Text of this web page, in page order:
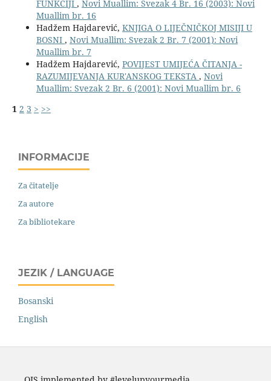
FUNKCIJI , Novi Muallim: Svezak 4 Br. 16 (2003): Novi
Muallim br. 16
Hadžem Hajdarević, KNJIGA O LIJEČNIČKOJ MISIJI U
BOSNI , Novi Muallim: Svezak 2 Br. 7 (2001): Novi
Muallim br. 7
Hadžem Hajdarević, POVIJEST UMIJEĆA ČITANJA -
RAZUMIJEVANJA KUR'ANSKOG TEKSTA , Novi
Muallim: Svezak 2 Br. 6 (2001): Novi Muallim br. 6
1 2 3 > >>
INFORMACIJE
Za čitatelje
Za autore
Za bibliotekare
JEZIK / LANGUAGE
Bosanski
English